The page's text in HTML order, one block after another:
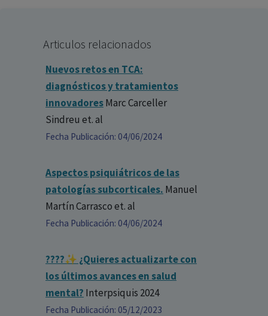
Articulos relacionados
Nuevos retos en TCA:
diagnósticos y tratamientos
innovadoresMarc Carceller
Sindreu et. al
Fecha Publicación: 04/06/2024
Aspectos psiquiátricos de las
patologías subcorticales. Manuel
Martín Carrascoet. al
Fecha Publicación: 04/06/2024
????✨ ¿Quieres actualizarte con
los últimos avances en salud
mental? Interpsiquis 2024
Fecha Publicación: 05/12/2023